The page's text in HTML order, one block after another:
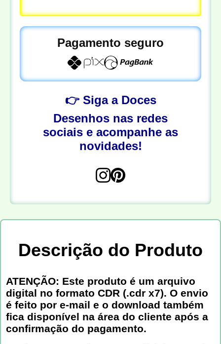
Pagamento seguro
👉 Siga a Doces
Desenhos nas redes
sociais e acompanhe as
novidades!
Descrição do Produto
ATENÇÃO: Este produto é um arquivo
digital no formato CDR (.cdr x7). O envio
é feito por e-mail e o download também
fica disponível na área do cliente após a
confirmação do pagamento.